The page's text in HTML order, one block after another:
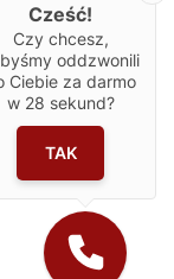
– kultowy
Cześć!
Czy chcesz,
oddzwonili
Ciebie za darmo
w 28 sekund?
TAK